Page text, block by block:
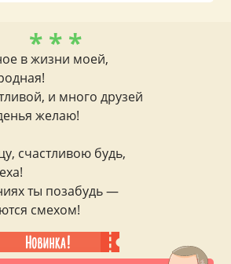
* * *
в жизни моей,
и много друзей
желаю!
счастливою будь,
ты позабудь —
смехом!